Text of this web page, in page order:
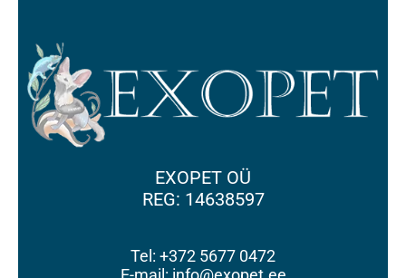
EXOPET OÜ
REG: 14638597
Tel: +372 5677 0472